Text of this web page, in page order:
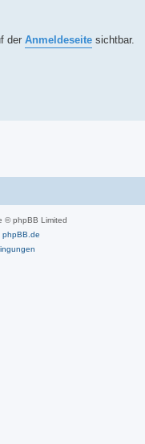
der Anmeldeseite sichtbar.
© phpBB Limited
phpBB.de